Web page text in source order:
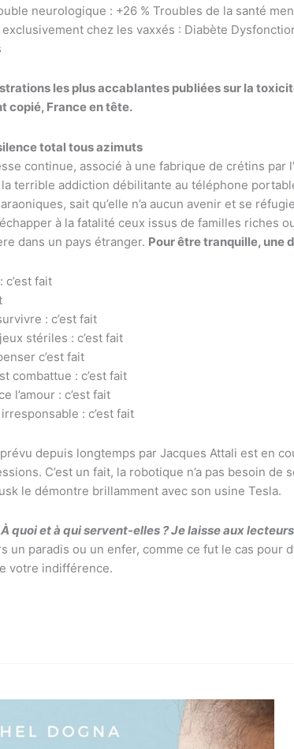
neurologique : +26 % Troubles de la santé
chez les vaxxés : Diabète
les plus accablantes publiées sur la
copié, France en tête.
total tous azimuts
continue, associé à une fabrique de crétins
terrible addiction débilitante au téléphone
sait qu’elle n’a aucun avenir et se
à la fatalité ceux issus de familles riches
dans un pays étranger. Pour être tranquille, une
c’est fait
: c’est fait
stériles : c’est fait
c’est fait
combattue : c’est fait
l’amour : c’est fait
: c’est fait
depuis longtemps par Jacques Attali est en
C’est un fait, la robotique n’a pas besoin
le démontre brillamment avec son usine Tesla.
quoi et à qui servent-elles ? Je laisse aux
un paradis ou un enfer, comme ce fut le cas pour
votre indifférence.